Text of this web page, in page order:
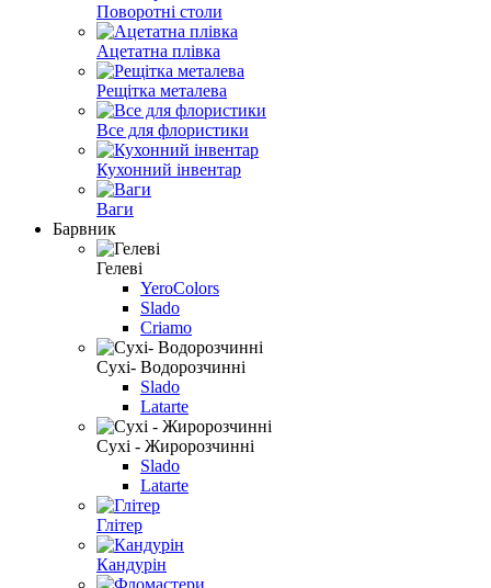
Поворотні столи
Ацетатна плівка
Рещітка металева
Все для флористики
Кухонний інвентар
Ваги
Барвник
Гелеві
YeroColors
Slado
Criamo
Сухі- Водорозчинні
Slado
Latarte
Сухі - Жиророзчинні
Slado
Latarte
Глітер
Кандурін